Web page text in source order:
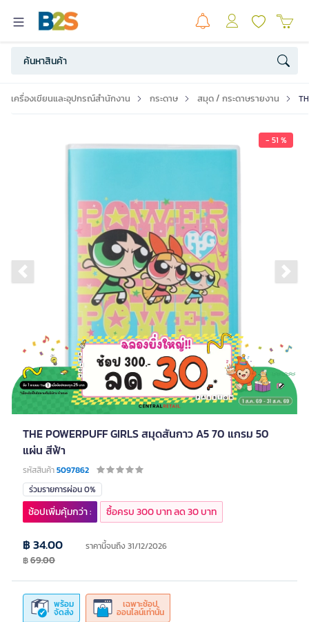
เครื่องเขียนและอุปกรณ์สำนักงาน กระดาษ สมุด / กระดาษรายงาน
- 51 %
Previous slide
THE POWERPUFF GIRLS สมุดสันกาว A5 70 แกรม 50
แผ่น สีฟ้า
รหัสสินค้า5097862
ร่วมรายการผ่อน 0%
พร้อม
จัดส่ง
เฉพาะช้อป
ออนไลน์เท่านั้น
฿ 34.00 ราคานี้จนถึง 31/12/2026
฿69.00
ช้อปเพิ่มคุ้มกว่า : ซื้อครบ 300 บาท ลด 30 บาท